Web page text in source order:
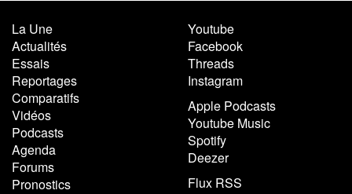
La Une
Actualités
Essais
Reportages
Comparatifs
Vidéos
Podcasts
Agenda
Forums
Pronostics
Youtube
Facebook
Threads
Instagram
Apple Podcasts
Youtube Music
Spotify
Deezer
Flux RSS